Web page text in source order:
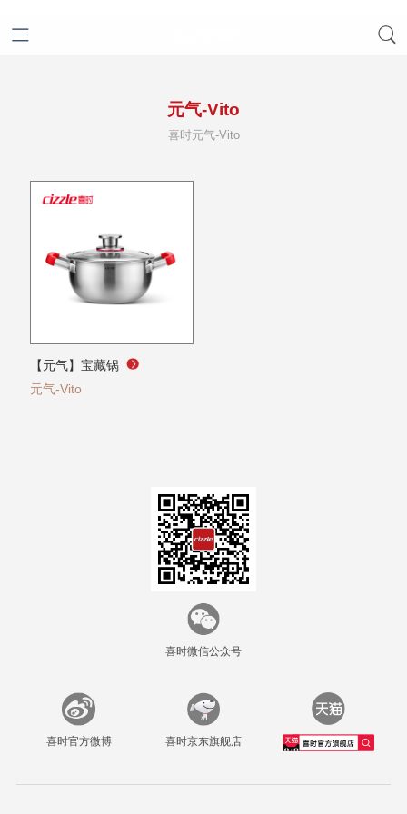
元气-Vito
喜时元气-Vito
【元气】宝藏锅
元气-Vito
喜时微信公众号
喜时官方微博 喜时京东旗舰店